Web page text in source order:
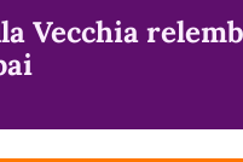
Vecchia